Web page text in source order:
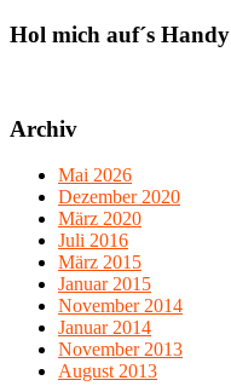
Hol mich auf´s Handy
Archiv
Mai 2026
Dezember 2020
März 2020
Juli 2016
März 2015
Januar 2015
November 2014
Januar 2014
November 2013
August 2013